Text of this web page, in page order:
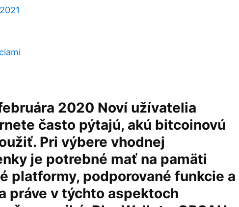
2020 Noví užívatelia
často pýtajú, akú bitcoinovú
Pri výbere vhodnej
je potrebné mať na pamäti
platformy, podporované funkcie a
práve v týchto aspektoch